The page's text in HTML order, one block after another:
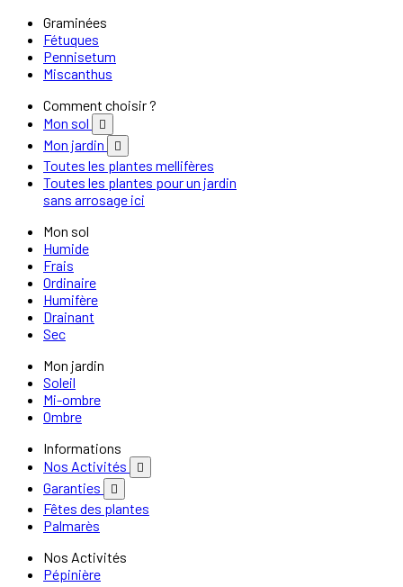
Graminées
Fétuques
Pennisetum
Miscanthus
Comment choisir ?
Mon sol

Mon jardin 
Toutes les plantes mellifères
Toutes les plantes pour un jardin
sans arrosage ici
Mon sol
Humide
Frais
Ordinaire
Humifère
Drainant
Sec
Mon jardin
Soleil
Mi-ombre
Ombre
Informations
Nos Activités

Garanties 
Fêtes des plantes
Palmarès
Nos Activités
Pépinière